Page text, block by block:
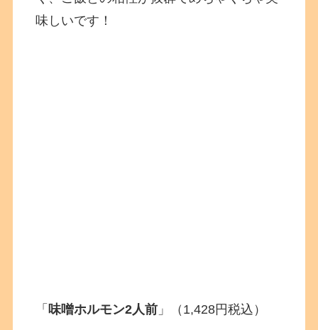
味しいです！
「味噌ホルモン2人前 」（1,428円税込）